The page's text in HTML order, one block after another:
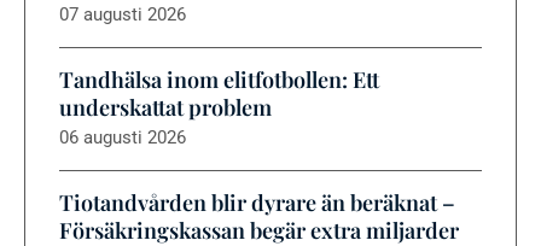
07 augusti 2026
Tandhälsa inom elitfotbollen: Ett
underskattat problem
06 augusti 2026
Tiotandvården blir dyrare än beräknat –
Försäkringskassan begär extra miljarder